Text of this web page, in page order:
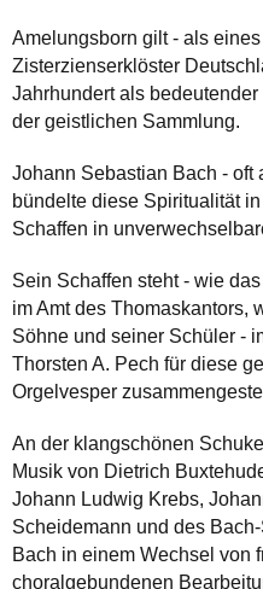
Amelungsborn gilt - als
Zisterzienserklöster
Jahrhundert als
der geistlichen Sammlung.
Johann Sebastian Bach - oft
bündelte diese Spiritualität
Schaffen in
Sein Schaffen steht - wie
im Amt des Thomaskantors,
Söhne und seiner Schüler -
Thorsten A. Pech für diese
Orgelvesper
An der klangschönen
Musik von Dietrich
Johann Ludwig Krebs,
Scheidemann und des
Bach in einem Wechsel von
choralgebundenen